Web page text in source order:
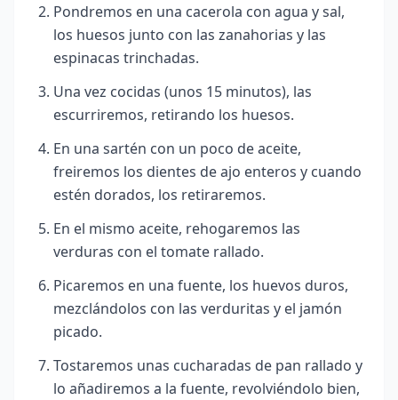
Pondremos en una cacerola con agua y sal,
los huesos junto con las zanahorias y las
espinacas trinchadas.
Una vez cocidas (unos 15 minutos), las
escurriremos, retirando los huesos.
En una sartén con un poco de aceite,
freiremos los dientes de ajo enteros y cuando
estén dorados, los retiraremos.
En el mismo aceite, rehogaremos las
verduras con el tomate rallado.
Picaremos en una fuente, los huevos duros,
mezclándolos con las verduritas y el jamón
picado.
Tostaremos unas cucharadas de pan rallado y
lo añadiremos a la fuente, revolviéndolo bien,